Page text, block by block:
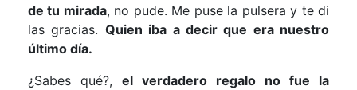
de tu mirada, no pude. Me puse la pulsera y te di
las gracias. Quien iba a decir que era nuestro
último día.
¿Sabes qué?, el verdadero regalo no fue la